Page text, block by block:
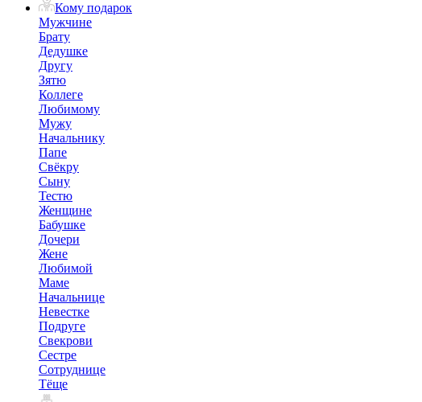
Кому подарок
Мужчине
Брату
Дедушке
Другу
Зятю
Коллеге
Любимому
Мужу
Начальнику
Папе
Свёкру
Сыну
Тестю
Женщине
Бабушке
Дочери
Жене
Любимой
Маме
Начальнице
Невестке
Подруге
Свекрови
Сестре
Сотруднице
Тёще